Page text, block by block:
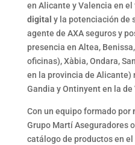
en Alicante y Valencia en el
digital y la potenciación de
agente de AXA seguros y
presencia en Altea,
oficinas), Xàbia, Ondara,
en la provincia de Alicante)
Gandia y Ontinyent en la de
Con un equipo formado por
Grupo Martí Aseguradores
catálogo de productos en